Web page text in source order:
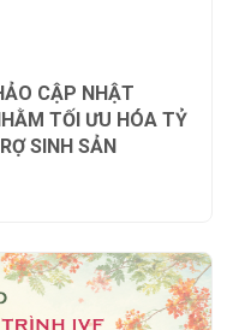
CẬP NHẬT
TỐI ƯU HÓA TỶ
SINH SẢN